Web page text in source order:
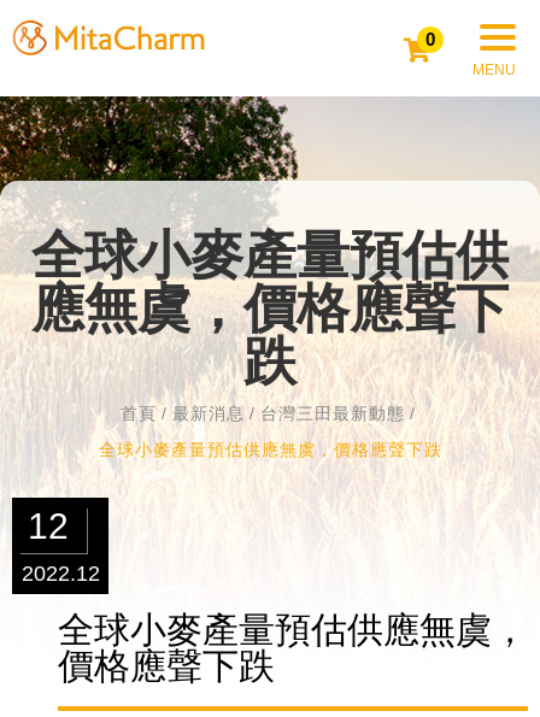
0
全球小麥產量預估供
應無虞，價格應聲下
跌
首頁 最新消息
台灣三田最新動態
全球小麥產量預估供應無虞，價格應聲下跌
12
2022.12
全球小麥產量預估供應無虞，
價格應聲下跌